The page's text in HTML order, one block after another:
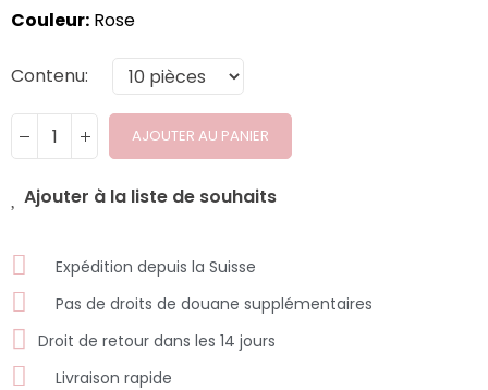
Couleur: Rose
Contenu
AJOUTER AU PANIER
Ajouter à la liste de souhaits
Expédition depuis la Suisse
Pas de droits de douane supplémentaires
Droit de retour dans les 14 jours
Livraison rapide